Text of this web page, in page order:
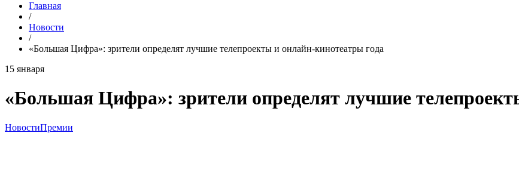
Главная
/
Новости
/
«Большая Цифра»: зрители определят лучшие телепроекты и онлайн-кинотеатры года
15 января
«Большая Цифра»: зрители определят лучшие
НовостиПремии